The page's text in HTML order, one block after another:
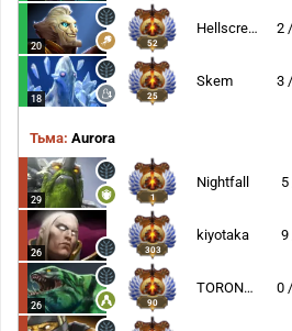
20 52
Hellscream 2
18 25
Skem 3
Тьма: Aurora
29 1
Nightfall
26 303
kiyotaka 9
26 90
TORONTOTOKYO 0